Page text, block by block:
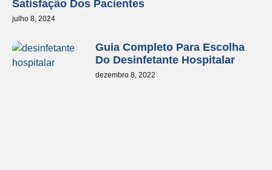
Satisfação Dos Pacientes
julho 8, 2024
Guia Completo Para Escolha
Do Desinfetante Hospitalar
dezembro 8, 2022